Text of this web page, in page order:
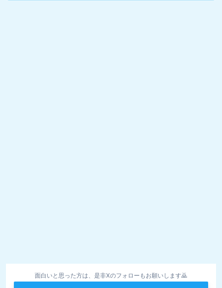
面白いと思った方は、是非Xのフォローもお願いします🙇